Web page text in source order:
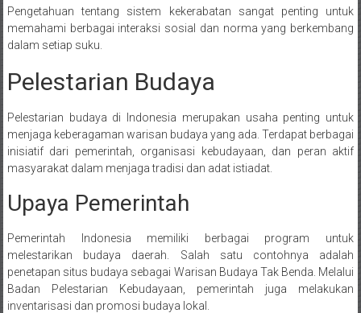
Pengetahuan tentang sistem kekerabatan sangat penting untuk
memahami berbagai interaksi sosial dan norma yang berkembang
dalam setiap suku.
Pelestarian Budaya
Pelestarian budaya di Indonesia merupakan usaha penting untuk
menjaga keberagaman warisan budaya yang ada. Terdapat berbagai
inisiatif dari pemerintah, organisasi kebudayaan, dan peran aktif
masyarakat dalam menjaga tradisi dan adat istiadat.
Upaya Pemerintah
Pemerintah Indonesia memiliki berbagai program untuk
melestarikan budaya daerah. Salah satu contohnya adalah
penetapan situs budaya sebagai Warisan Budaya Tak Benda. Melalui
Badan Pelestarian Kebudayaan, pemerintah juga melakukan
inventarisasi dan promosi budaya lokal.